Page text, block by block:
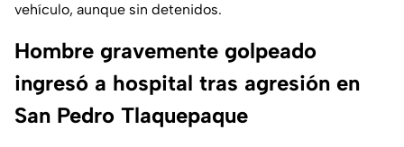
vehículo, aunque sin detenidos.
Hombre gravemente golpeado
ingresó a hospital tras agresión en
San Pedro Tlaquepaque